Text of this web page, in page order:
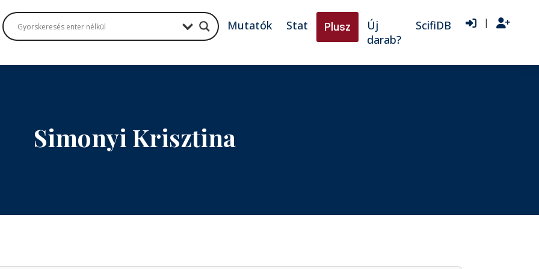
Mutatók Stat Plusz
Új
darab?
ScifiDB |
Simonyi Krisztina